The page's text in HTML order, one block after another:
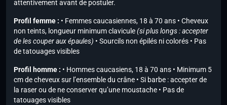
attentivement avant de postuler.
Profil femme : • Femmes caucasiennes, 18 à 70 ans • Cheveux
non teints, longueur minimum clavicule(si plus longs : accepter
de les couper aux épaules) • Sourcils non épilés ni colorés • Pas
de tatouages visibles
Profil homme : • Hommes caucasiens, 18 à 70 ans • Minimum 5
cm de cheveux sur l’ensemble du crâne • Si barbe : accepter de
la raser ou de ne conserver qu’une moustache • Pas de
tatouages visibles